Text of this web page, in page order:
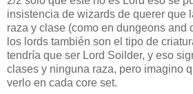
insistencia de wizards de querer que
raza y clase (como en dungeons and
los lords también son el tipo de
tendría que ser Lord Soilder, y eso
clases y ninguna raza, pero imagino
verlo en cada core set.